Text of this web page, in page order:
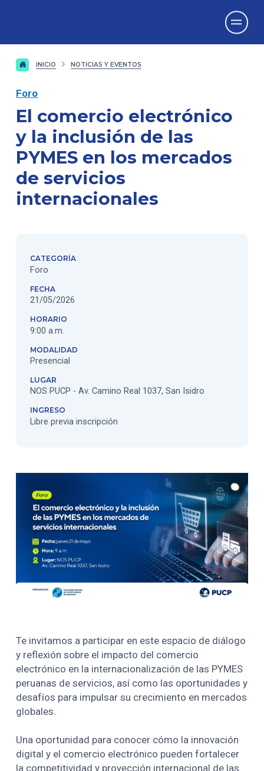
INICIO NOTICIAS Y EVENTOS
Foro
El comercio electrónico
y la inclusión de las
PYMES en los mercados
de servicios
internacionales
CATEGORÍA
Foro
FECHA
21/05/2026
HORARIO
9:00 a.m.
MODALIDAD
Presencial
LUGAR
NOS PUCP - Av. Camino Real 1037, San Isidro
INGRESO
Libre previa inscripción
Te invitamos a participar en este espacio de diálogo
y reflexión sobre el impacto del comercio
electrónico en la internacionalización de las PYMES
peruanas de servicios, así como las oportunidades y
desafíos para impulsar su crecimiento en mercados
globales.
Una oportunidad para conocer cómo la innovación
digital y el comercio electrónico pueden fortalecer
la competitividad y proyección internacional de las